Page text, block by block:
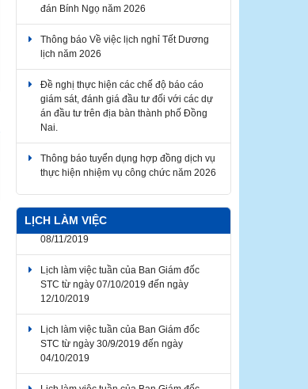
Thông báo Về việc lịch nghỉ Tết Dương
Đề nghị thực hiện các chế độ báo cáo
án đầu tư trên địa bàn thành phố Đồng
Nai.
Thông báo tuyển dụng hợp đồng dịch vụ
Thông báo về thời gian nghỉ lễ Giỗ Tổ
Hùng Vương, Ngày Chiến thắng giải
phóng miền Nam thống nhất đất nước,
Ngày Quốc tế Lao động 2026
LỊCH LÀM VIỆC
Lịch làm việc tuần của Ban Giám đốc
12/10/2019
Lịch làm việc tuần của Ban Giám đốc
04/10/2019
Lịch làm việc tuần của Ban Giám đốc